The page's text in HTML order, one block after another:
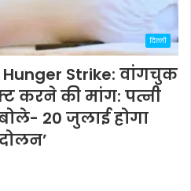
दिल्ली
Strike: वांगचुक
करने की मांग: पत्नी
बोले- 20 जुलाई होगा